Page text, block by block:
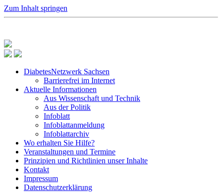
Zum Inhalt springen
DiabetesNetzwerk Sachsen
Barrierefrei im Internet
Aktuelle Informationen
Aus Wissenschaft und Technik
Aus der Politik
Infoblatt
Infoblattanmeldung
Infoblattarchiv
Wo erhalten Sie Hilfe?
Veranstaltungen und Termine
Prinzipien und Richtlinien unser Inhalte
Kontakt
Impressum
Datenschutzerklärung